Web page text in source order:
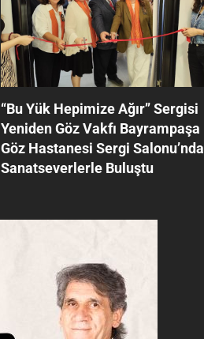
‘‘Bu Yük Hepimize Ağır’’ Sergisi
Yeniden Göz Vakfı Bayrampaşa
Göz Hastanesi Sergi Salonu’nda
Sanatseverlerle Buluştu